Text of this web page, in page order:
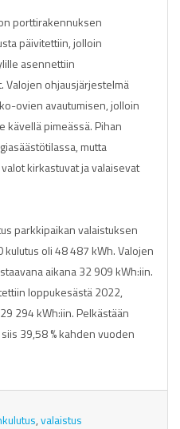
porttirakennuksen
päivitettiin, jolloin
asennettiin
ohjausjärjestelmä
ovien avautumisen, jolloin
kävellä pimeässä. Pihan
mutta
kirkastuvat ja valaisevat
parkkipaikan valaistuksen
oli 48 487 kWh. Valojen
aikana 32 909 kWh:iin.
loppukesästä 2022,
294 kWh:iin. Pelkästään
39,58 % kahden vuoden
,valaistus